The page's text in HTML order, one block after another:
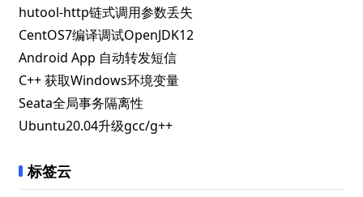
hutool-http链式调用参数丢失
CentOS7编译调试OpenJDK12
Android App 自动转发短信
C++ 获取Windows环境变量
Seata全局事务隔离性
Ubuntu20.04升级gcc/g++
标签云